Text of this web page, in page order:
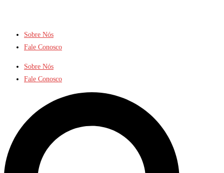
Sobre Nós
Fale Conosco
Sobre Nós
Fale Conosco